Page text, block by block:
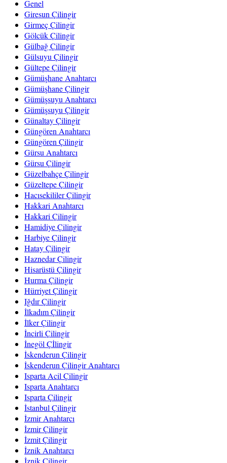
Genel
Giresun Çilingir
Girmeç Çilingir
Gölcük Çilingir
Gülbağ Çilingir
Gülsuyu Çilingir
Gültepe Çilingir
Gümüşhane Anahtarcı
Gümüşhane Çilingir
Gümüşsuyu Anahtarcı
Gümüşsuyu Çilingir
Günaltay Çilingir
Güngören Anahtarcı
Güngören Çilingir
Gürsu Anahtarcı
Gürsu Çilingir
Güzelbahçe Çilingir
Güzeltepe Çilingir
Hacısekililer Çilingir
Hakkari Anahtarcı
Hakkari Çilingir
Hamidiye Çilingir
Harbiye Çilingir
Hatay Çilingir
Haznedar Çilingir
Hisarüstü Çilingir
Hurma Çilingir
Hürriyet Çilingir
Iğdır Çilingir
İlkadım Çilingir
İlker Çilingir
İncirli Çilingir
İnegöl Çİlingir
İskenderun Çilingir
İskenderun Çilingir Anahtarcı
Isparta Acil Çilingir
Isparta Anahtarcı
Isparta Çilingir
İstanbul Çilingir
İzmir Anahtarcı
İzmir Çilingir
İzmit Çilingir
İznik Anahtarcı
İznik Çilingir